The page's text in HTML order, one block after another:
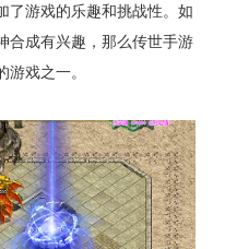
了游戏的乐趣和挑战性。如
合成有兴趣，那么传世手游
戏之一。